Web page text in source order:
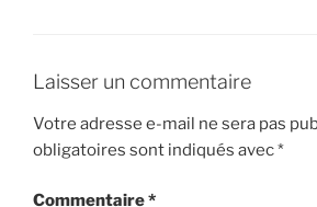
Laisser un commentaire
Votre adresse e-mail ne sera pas
obligatoires sont indiqués avec*
Commentaire*